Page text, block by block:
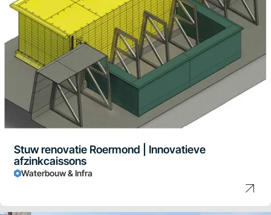
Stuw renovatie Roermond | Innovatieve
afzinkcaissons
Waterbouw & Infra